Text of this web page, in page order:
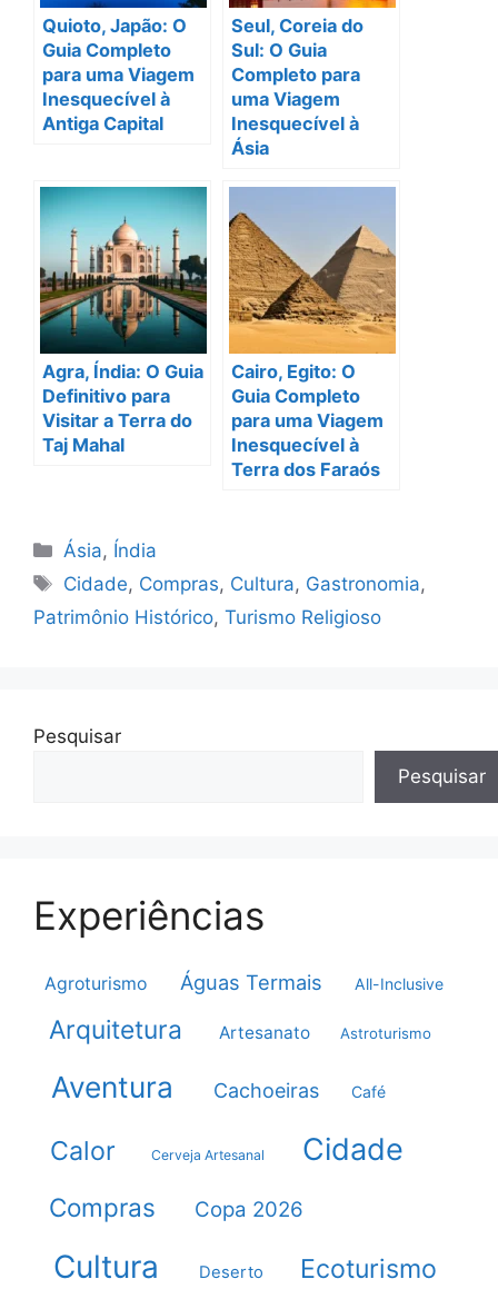
Quioto, Japão: O
Guia Completo
para uma Viagem
Inesquecível à
Antiga Capital
Seul, Coreia do
Sul: O Guia
Completo para
uma Viagem
Inesquecível à
Ásia
Agra, Índia: O Guia
Definitivo para
Visitar a Terra do
Taj Mahal
Cairo, Egito: O
Guia Completo
para uma Viagem
Inesquecível à
Terra dos Faraós
Categorias
Ásia, Índia
Tags
Cidade, Compras, Cultura, Gastronomia,
Patrimônio Histórico, Turismo Religioso
Pesquisar
Pesquisar
Experiências
Agroturismo Águas Termais All-Inclusive
Arquitetura Artesanato Astroturismo
Aventura Cachoeiras Café
Calor Cerveja Artesanal Cidade
Compras Copa 2026
Cultura Deserto Ecoturismo